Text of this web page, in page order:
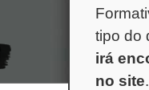
tipo do
irá
no site.